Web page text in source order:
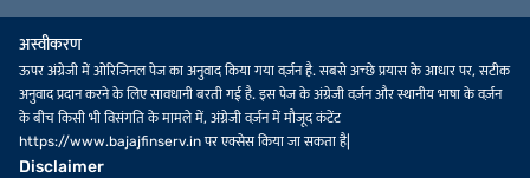
अस्वीकरण
ऊपर अंग्रेजी में ओरिजिनल पेज का अनुवाद किया गया वर्ज़न है. सबसे अच्छे प्रयास के आधार पर, सटीक
अनुवाद प्रदान करने के लिए सावधानी बरती गई है. इस पेज के अंग्रेजी वर्ज़न और स्थानीय भाषा के वर्ज़न
के बीच किसी भी विसंगति के मामले में, अंग्रेजी वर्ज़न में मौजूद कंटेंट
https://www.bajajfinserv.in पर एक्सेस किया जा सकता है|
Disclaimer